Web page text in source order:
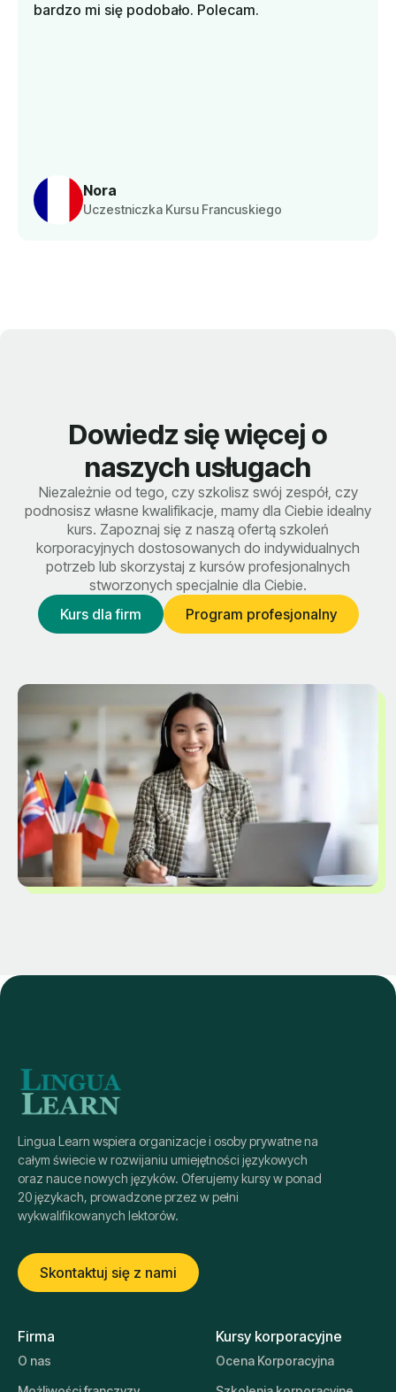
Nora
Uczestniczka Kursu Francuskiego
bardzo mi się podobało. Polecam.
Dowiedz się więcej o
naszych usługach
Niezależnie od tego, czy szkolisz swój zespół, czy
podnosisz własne kwalifikacje, mamy dla Ciebie idealny
kurs. Zapoznaj się z naszą ofertą szkoleń
korporacyjnych dostosowanych do indywidualnych
potrzeb lub skorzystaj z kursów profesjonalnych
stworzonych specjalnie dla Ciebie.
Kurs dla firm
Program profesjonalny
Lingua Learn wspiera organizacje i osoby prywatne na
całym świecie w rozwijaniu umiejętności językowych
oraz nauce nowych języków. Oferujemy kursy w ponad
20 językach, prowadzone przez w pełni
wykwalifikowanych lektorów.
Skontaktuj się z nami
Firma
O nas
Kursy korporacyjne
Ocena Korporacyjna